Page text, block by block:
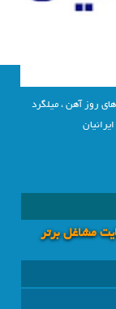
روز آهن ، میلگرد
مشاغل برتر